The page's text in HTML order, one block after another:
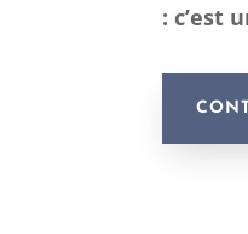
: c’est